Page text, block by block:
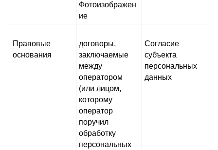
Фотоизображен
ие
Правовые
основания
договоры,
заключаемые
между
оператором
(или лицом,
которому
оператор
поручил
обработку
персональных
Согласие
субъекта
персональных
данных